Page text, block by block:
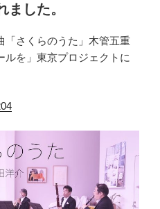
した。
「さくらのうた」木管五重
ルを」東京プロジェクトに